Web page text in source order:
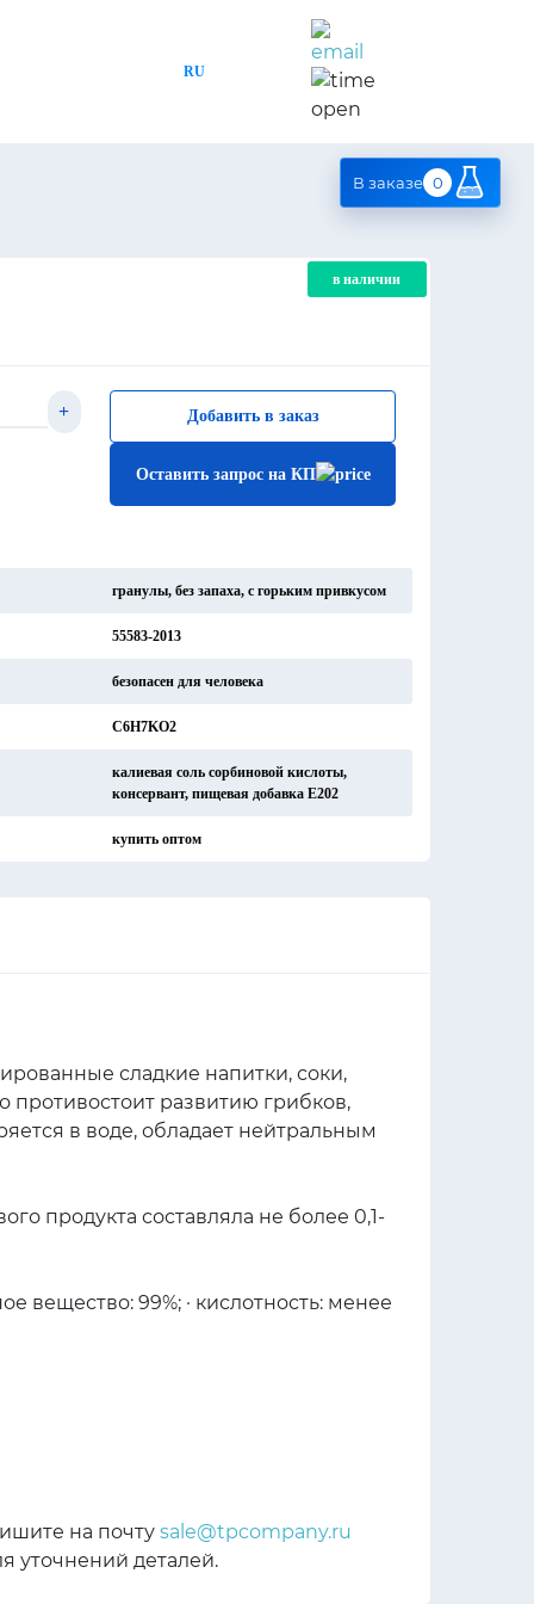
В заказе 0
RU
в наличии
+ Добавить в заказ
Оставить запрос на КП
гранулы, без запаха, с горьким привкусом
55583-2013
безопасен для человека
C6H7KO2
калиевая соль сорбиновой кислоты,
консервант, пищевая добавка Е202
купить оптом
сладкие напитки, соки,
развитию грибков,
в воде, обладает нейтральным
продукта составляла не более 0,1-
вещество: 99%; · кислотность: менее
на почту sale@tpcompany.ru
уточнений деталей.